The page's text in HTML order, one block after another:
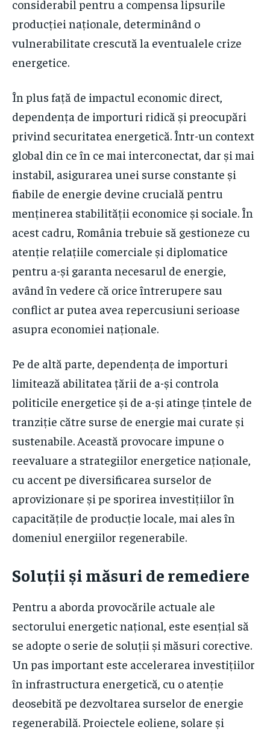
considerabil pentru a compensa lipsurile
producției naționale, determinând o
vulnerabilitate crescută la eventualele crize
energetice.
În plus față de impactul economic direct,
dependența de importuri ridică și preocupări
privind securitatea energetică. Într-un context
global din ce în ce mai interconectat, dar și mai
instabil, asigurarea unei surse constante și
fiabile de energie devine crucială pentru
menținerea stabilității economice și sociale. În
acest cadru, România trebuie să gestioneze cu
atenție relațiile comerciale și diplomatice
pentru a-și garanta necesarul de energie,
având în vedere că orice întrerupere sau
conflict ar putea avea repercusiuni serioase
asupra economiei naționale.
Pe de altă parte, dependența de importuri
limitează abilitatea țării de a-și controla
politicile energetice și de a-și atinge țintele de
tranziție către surse de energie mai curate și
sustenabile. Această provocare impune o
reevaluare a strategiilor energetice naționale,
cu accent pe diversificarea surselor de
aprovizionare și pe sporirea investițiilor în
capacitățile de producție locale, mai ales în
domeniul energiilor regenerabile.
Soluții și măsuri de remediere
Pentru a aborda provocările actuale ale
sectorului energetic național, este esențial să
se adopte o serie de soluții și măsuri corective.
Un pas important este accelerarea investițiilor
în infrastructura energetică, cu o atenție
deosebită pe dezvoltarea surselor de energie
regenerabilă. Proiectele eoliene, solare și